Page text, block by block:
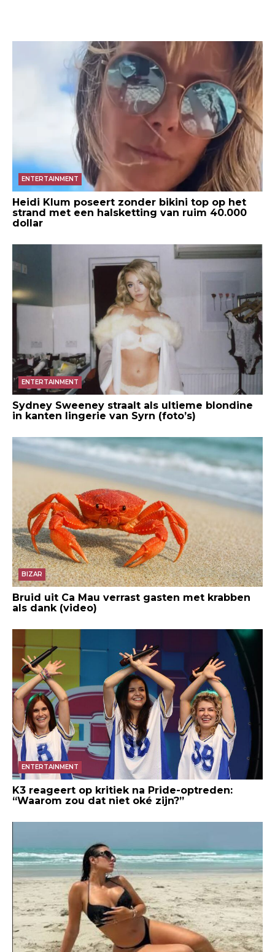
ENTERTAINMENT
Heidi Klum poseert zonder bikini top op het
strand met een halsketting van ruim 40.000
dollar
ENTERTAINMENT
Sydney Sweeney straalt als ultieme blondine
in kanten lingerie van Syrn (foto’s)
BIZAR
Bruid uit Ca Mau verrast gasten met krabben
als dank (video)
ENTERTAINMENT
K3 reageert op kritiek na Pride-optreden:
“Waarom zou dat niet oké zijn?”